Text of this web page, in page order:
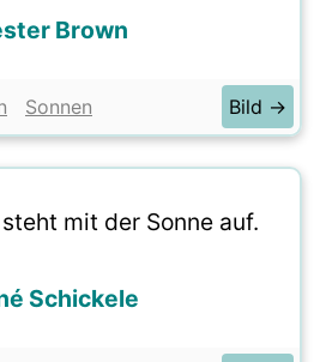
Brown
Sonnen Bild →
mit der Sonne auf.
Schickele